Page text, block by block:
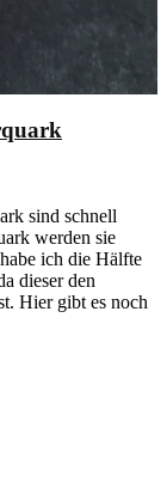
sind schnell
werden sie
ich die Hälfte
dieser den
Hier gibt es noch